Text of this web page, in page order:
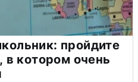
пройдите
в котором очень